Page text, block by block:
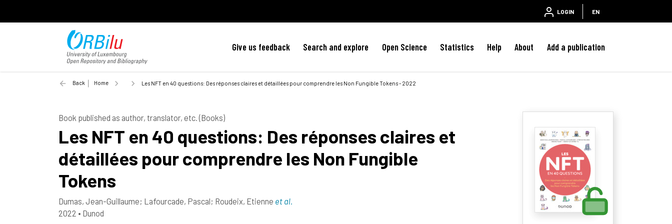
LOGIN EN
Give us feedback Search and explore Open Science Statistics Help About Add a publication
Back Home Les NFT en 40 questions: Des réponses claires et détaillées pour comprendre les Non Fungible Tokens - 2022
Book published as author, translator, etc. (Books)
Les NFT en 40 questions: Des réponses claires et
détaillées pour comprendre les Non Fungible
Tokens
Dumas, Jean-Guillaume; Lafourcade, Pascal; Roudeix, Etienne et al.
2022 • Dunod